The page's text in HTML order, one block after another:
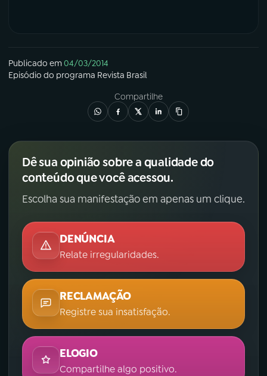
TikTok
Publicado em04/03/2014
Episódio do programa Revista Brasil
Compartilhe
Dê sua opinião sobre a qualidade do
conteúdo que você acessou.
Escolha sua manifestação em apenas um clique.
DENÚNCIA
Relate irregularidades.
RECLAMAÇÃO
Registre sua insatisfação.
ELOGIO
Compartilhe algo positivo.